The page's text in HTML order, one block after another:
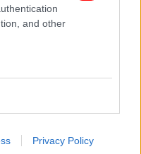
and other
Privacy Policy
Ελλάς ανάμεσα
-Ποια είναι